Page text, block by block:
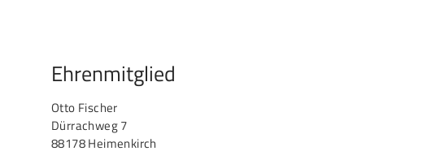
Ehrenmitglied
Otto Fischer
Dürrachweg 7
88178 Heimenkirch